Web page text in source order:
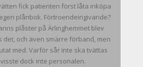
fick patienten först låta inköpa
plånbok. Förtroendeingivande?
plåster på Ärlinghemmet blev
det, och även smärre förband, men
med. Varför sår inte ska tvättas
dock inte personalen.